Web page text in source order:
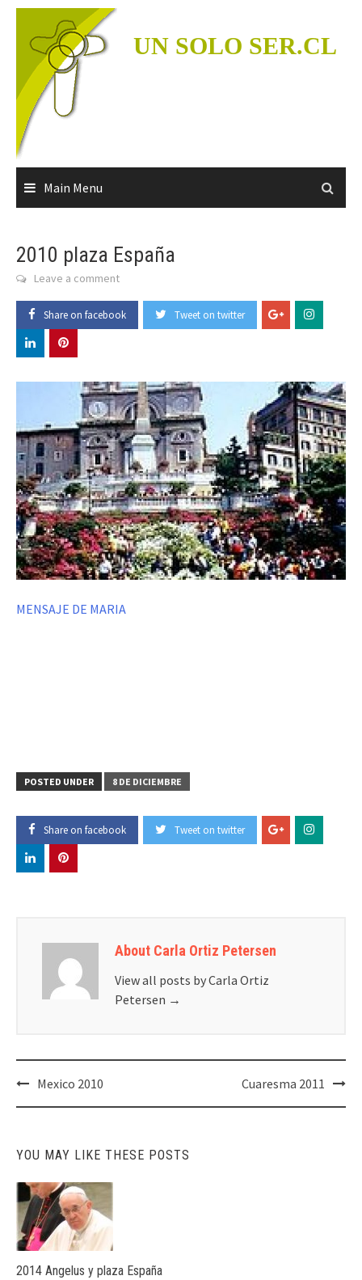
Skip
content
UN SOLO SER.CL
Main Menu
2010 plaza España
Leave a comment
Share on facebook Tweet on twitter
MENSAJE DE MARIA
POSTED UNDER 8 DE DICIEMBRE
Share on facebook Tweet on twitter
About Carla Ortiz Petersen
View all posts by Carla Ortiz
Petersen →
Post
navigation
Mexico 2010 Cuaresma 2011
YOU MAY LIKE THESE POSTS
2014 Angelus y plaza España